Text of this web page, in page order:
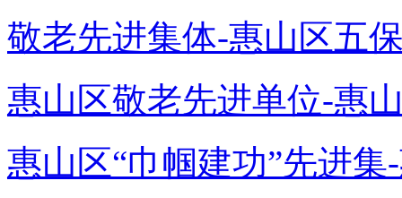
敬老先进集体-惠山区五
惠山区敬老先进单位-惠
惠山区“巾帼建功”先进